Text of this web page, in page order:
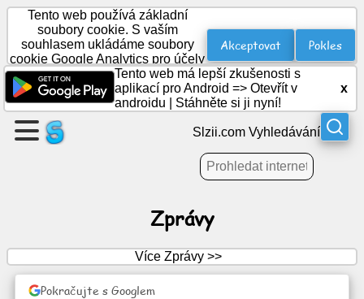
Vytvořte
stránku
Vytvořit
skupinu
program
Tento web používá základní
soubory cookie. S vaším
souhlasem ukládáme soubory
cookie Google Analytics pro účely
statistik.
Akceptovat Pokles
Tento web má lepší zkušenosti s
aplikací pro Android => Otevřít v
androidu
Stáhněte si ji nyní!
x
Slzii.com Vyhledávání
Zprávy
Více Zprávy >>
Pokračujte s Googlem